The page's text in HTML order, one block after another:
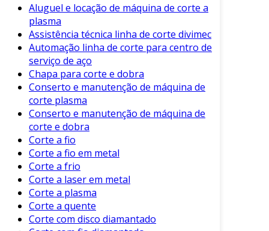
Utilizado em situações em que cortes
precisos não são essenciais.
Ferramentas manuais como serrotes
ou alicates de corte são comuns.
Corte a Gás:
Utiliza uma chama altamente
concentrada para aquecer e cortar o
metal.
Eficiente para tubos de grandes
diâmetros.
Corte por Plasma:
Utiliza um arco elétrico para ionizar
o gás e gerar um jato de plasma.
Aluguel e locação de máquina de corte a
plasma
Assistência técnica linha de corte divimec
Automação linha de corte para centro de
serviço de aço
Chapa para corte e dobra
Conserto e manutenção de máquina de
corte plasma
Conserto e manutenção de máquina de
corte e dobra
Corte a fio
Corte a fio em metal
Corte a frio
Corte a laser em metal
Corte a plasma
Corte a quente
Corte com disco diamantado